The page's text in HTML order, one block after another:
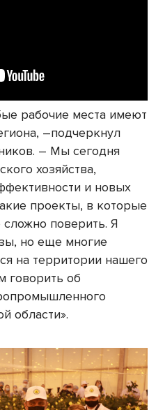
рабочие места имеют
–подчеркнул
– Мы сегодня
хозяйства,
и новых
проекты, в которые
поверить. Я
но еще многие
на территории нашего
говорить об
области».